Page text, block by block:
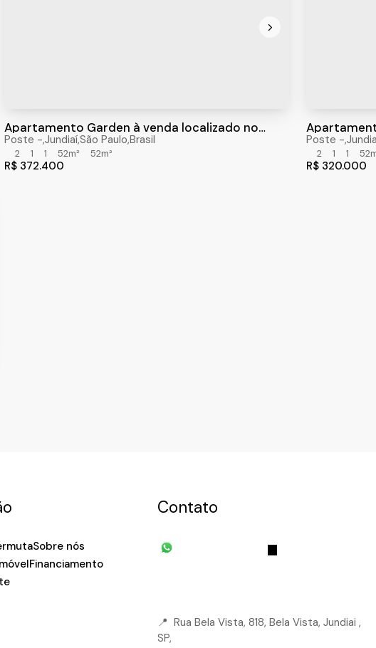
,São Paulo,Brasil
Apartamento Garden à venda localizado no
Condomínio Jardim das Tulipas com 52m²
R$ 372.400
Poste ,Jundiaí,São Paulo,Brasil
2 1 1 52m² 52m²
Jardim
R$ 320.000
Poste ,
2 1 1
Sobre nós
Financiamento
Contato
📍 Rua Bela Vista, 818, Bela Vista, Jundiai ,
SP,